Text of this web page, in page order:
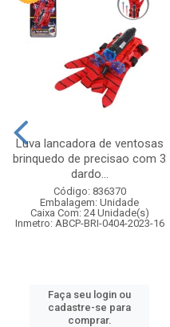
Luva lancadora de ventosas
brinquedo de precisao com 3
dardo...
Código: 836370
Embalagem: Unidade
Caixa Com: 24 Unidade(s)
Inmetro: ABCP-BRI-0404-2023-16
Faça seu login ou
cadastre-se para
comprar.